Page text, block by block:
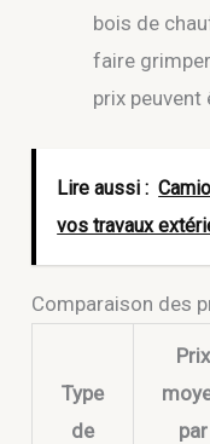
bois de
faire grimper
prix peuvent
Lire aussi :
vos travaux
Comparaison des
Type
de
Prix
par